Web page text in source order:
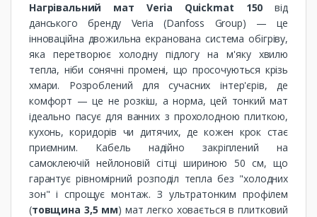
Нагрівальний мат Veria Quickmat 150 від
данського бренду Veria (Danfoss Group) — це
інноваційна двожильна екранована система обігріву,
яка перетворює холодну підлогу на м'яку хвилю
тепла, ніби сонячні промені, що просочуються крізь
хмари. Розроблений для сучасних інтер'єрів, де
комфорт — це не розкіш, а норма, цей тонкий мат
ідеально пасує для ванних з прохолодною плиткою,
кухонь, коридорів чи дитячих, де кожен крок стає
приємним. Кабель надійно закріплений на
самоклеючій нейлоновій сітці шириною 50 см, що
гарантує рівномірний розподіл тепла без "холодних
зон" і спрощує монтаж. З ультратонким профілем
(товщина 3,5 мм) мат легко ховається в плитковий